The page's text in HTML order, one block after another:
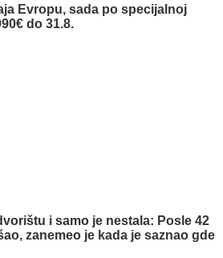
Evropu, sada po specijalnoj
do 31.8.
i samo je nestala: Posle 42
zanemeo je kada je saznao gde